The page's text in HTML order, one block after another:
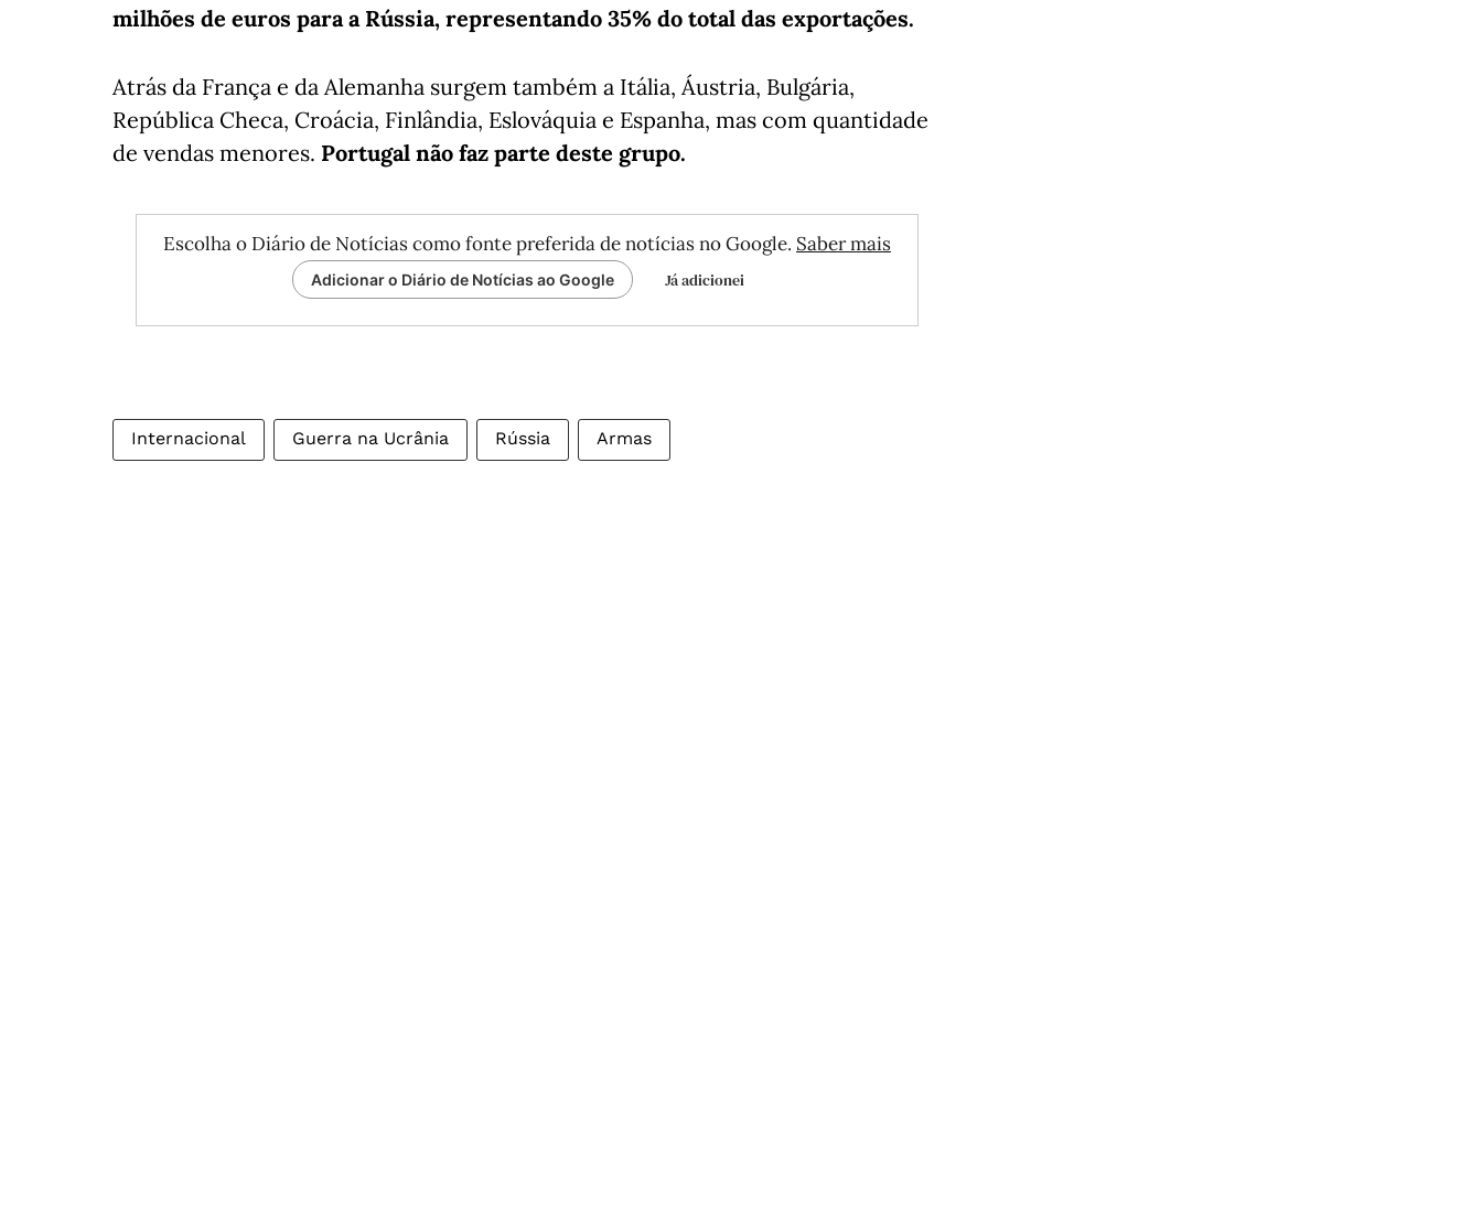
milhões de euros para a Rússia, representando 35% do total das exportações.
Atrás da França e da Alemanha surgem também a Itália, Áustria, Bulgária,
República Checa, Croácia, Finlândia, Eslováquia e Espanha, mas com quantidade
de vendas menores. Portugal não faz parte deste grupo.
Escolha o Diário de Notícias como fonte preferida de notícias no Google. Saber mais
Adicionar o Diário de Notícias ao Google Já adicionei
Internacional Guerra na Ucrânia Rússia Armas